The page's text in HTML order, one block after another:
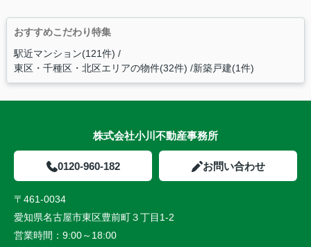
おすすめこだわり特集
駅近マンション(121件)
東区・千種区・北区エリアの物件(32件) 新築戸建(1件)
株式会社小川不動産事務所
0120-960-182 お問い合わせ
〒461-0034
愛知県名古屋市東区豊前町３丁目1-2
営業時間： 9:00～18:00